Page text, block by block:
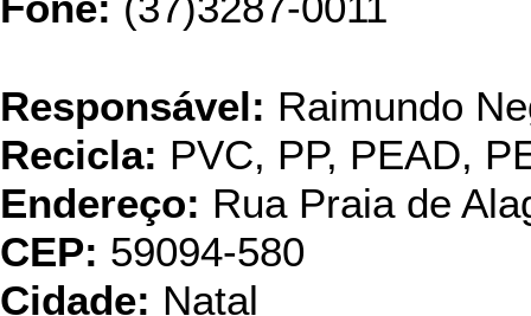
Responsável: Raimundo
Recicla: PVC, PP, PEAD,
Endereço: Rua Praia de
CEP: 59094-580
Cidade: Natal